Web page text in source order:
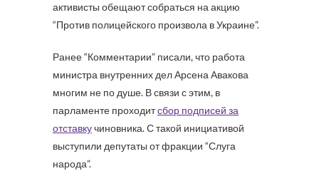
активисты обещают собраться на акцию
“Против полицейского произвола в Украине”.
Ранее “Комментарии” писали, что работа
министра внутренних дел Арсена Авакова
многим не по душе. В связи с этим, в
парламенте проходитсбор подписей за
отставкучиновника. С такой инициативой
выступили депутаты от фракции “Слуга
народа”.